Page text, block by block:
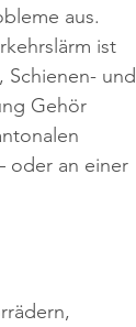
aus.
ist
Schienen- und
Gehör
oder an einer